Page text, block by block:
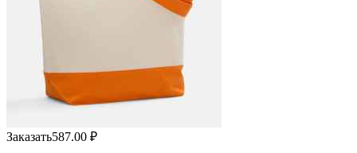
Заказать587.00 ₽